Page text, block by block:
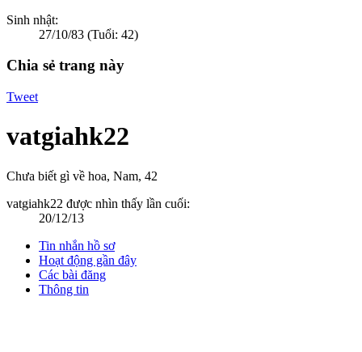
Sinh nhật:
27/10/83 (Tuổi: 42)
Chia sẻ trang này
Tweet
vatgiahk22
Chưa biết gì về hoa, Nam, 42
vatgiahk22 được nhìn thấy lần cuối:
20/12/13
Tin nhắn hồ sơ
Hoạt động gần đây
Các bài đăng
Thông tin